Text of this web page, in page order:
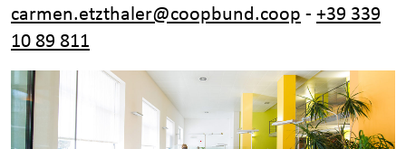
carmen.etzthaler@coopbund.coop - +39 339
10 89 811